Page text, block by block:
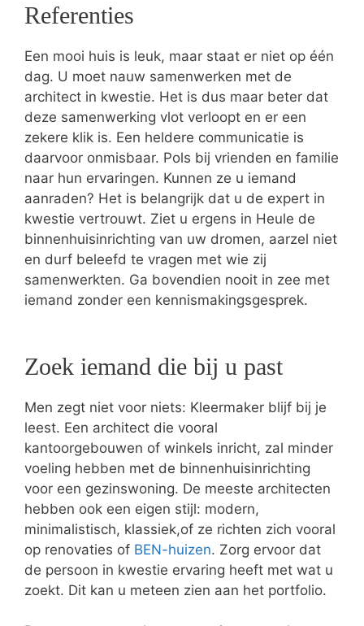
Referenties
Een mooi huis is leuk, maar staat er niet op één
dag. U moet nauw samenwerken met de
architect in kwestie. Het is dus maar beter dat
deze samenwerking vlot verloopt en er een
zekere klik is. Een heldere communicatie is
daarvoor onmisbaar. Pols bij vrienden en familie
naar hun ervaringen. Kunnen ze u iemand
aanraden? Het is belangrijk dat u de expert in
kwestie vertrouwt. Ziet u ergens in Heule de
binnenhuisinrichting van uw dromen, aarzel niet
en durf beleefd te vragen met wie zij
samenwerkten. Ga bovendien nooit in zee met
iemand zonder een kennismakingsgesprek.
Zoek iemand die bij u past
Men zegt niet voor niets: Kleermaker blijf bij je
leest. Een architect die vooral
kantoorgebouwen of winkels inricht, zal minder
voeling hebben met de binnenhuisinrichting
voor een gezinswoning. De meeste architecten
hebben ook een eigen stijl: modern,
minimalistisch, klassiek,of ze richten zich vooral
op renovaties of BEN-huizen. Zorg ervoor dat
de persoon in kwestie ervaring heeft met wat u
zoekt. Dit kan u meteen zien aan het portfolio.